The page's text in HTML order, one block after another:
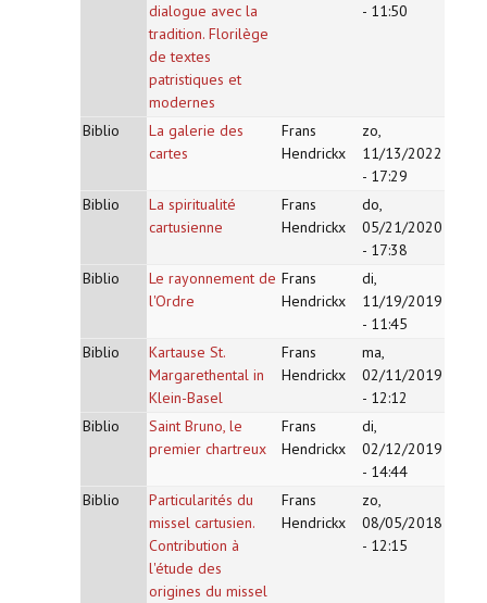
dialogue avec la
tradition. Florilège
de textes
patristiques et
modernes
- 11:50
Biblio
La galerie des
cartes
Frans
Hendrickx
zo,
11/13/2022
- 17:29
Biblio
La spiritualité
cartusienne
Frans
Hendrickx
do,
05/21/2020
- 17:38
Biblio
Le rayonnement de
l'Ordre
Frans
Hendrickx
di,
11/19/2019
- 11:45
Biblio
Kartause St.
Margarethental in
Klein-Basel
Frans
Hendrickx
ma,
02/11/2019
- 12:12
Biblio
Saint Bruno, le
premier chartreux
Frans
Hendrickx
di,
02/12/2019
- 14:44
Biblio
Particularités du
missel cartusien.
Contribution à
l'étude des
origines du missel
Frans
Hendrickx
zo,
08/05/2018
- 12:15